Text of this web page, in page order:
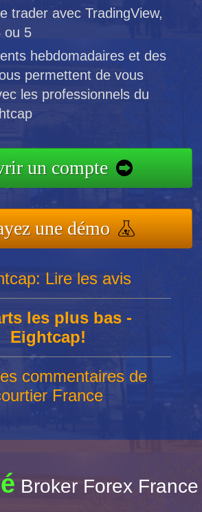
trader avec TradingView,
ou 5
hebdomadaires et des
permettent de vous
les professionnels du
un compte
une démo
Lire les avis
les plus bas -
Eightcap!
commentaires de
France
Broker Forex France